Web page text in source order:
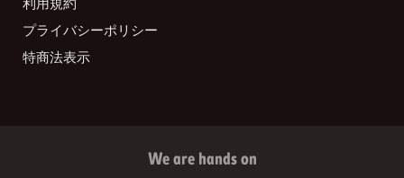
プライバシーポリシー
特商法表示
We are hands on